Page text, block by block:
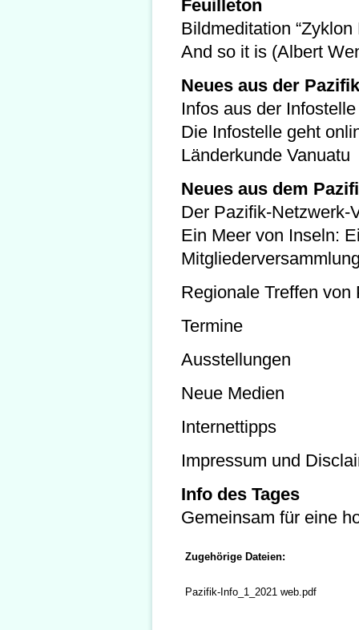
Feuilleton
Bildmeditation
And so it is (Albert
Neues aus der
Infos aus der Infostelle
Die Infostelle geht
Länderkunde Vanuatu
Neues aus dem
Der Pazifik-Netzwerk-
Ein Meer von Inseln:
Regionale Treffen
Termine
Ausstellungen
Neue Medien
Internettipps
Impressum und
Info des Tages
Gemeinsam für eine
Zugehörige Dateien:
Pazifik-Info_1_2021 web.pdf